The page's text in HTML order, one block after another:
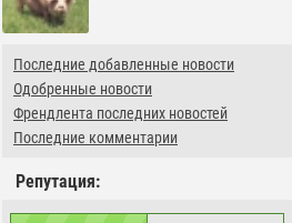
Последние добавленные новости
Одобренные новости
Френдлента последних новостей
Последние комментарии
Репутация: